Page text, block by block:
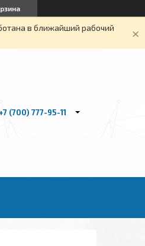
в ближайший рабочий
+7 (700) 777-95-11